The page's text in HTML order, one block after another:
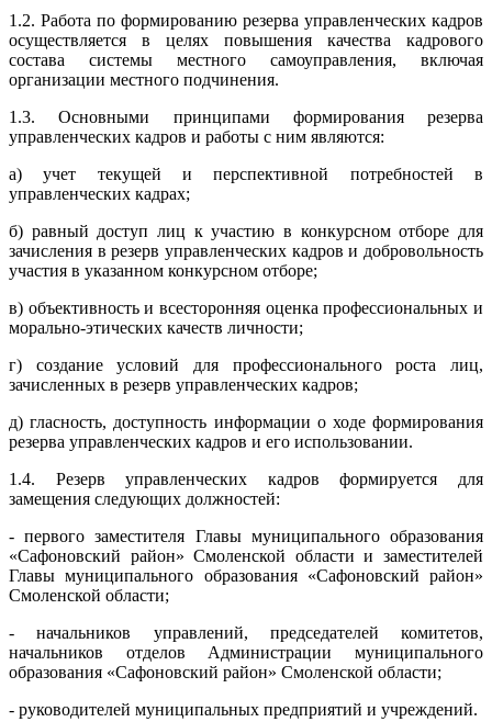
1.2. Работа по формированию резерва управленческих кадров
осуществляется в целях повышения качества кадрового
состава системы местного самоуправления, включая
организации местного подчинения.
1.3. Основными принципами формирования резерва
управленческих кадров и работы с ним являются:
а) учет текущей и перспективной потребностей в
управленческих кадрах;
б) равный доступ лиц к участию в конкурсном отборе для
зачисления в резерв управленческих кадров и добровольность
участия в указанном конкурсном отборе;
в) объективность и всесторонняя оценка профессиональных и
морально-этических качеств личности;
г) создание условий для профессионального роста лиц,
зачисленных в резерв управленческих кадров;
д) гласность, доступность информации о ходе формирования
резерва управленческих кадров и его использовании.
1.4. Резерв управленческих кадров формируется для
замещения следующих должностей:
- первого заместителя Главы муниципального образования
«Сафоновский район» Смоленской области и заместителей
Главы муниципального образования «Сафоновский район»
Смоленской области;
- начальников управлений, председателей комитетов,
начальников отделов Администрации муниципального
образования «Сафоновский район» Смоленской области;
- руководителей муниципальных предприятий и учреждений.